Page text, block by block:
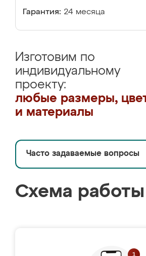
Гарантия: 24 месяца
Изготовим по
индивидуальному
проекту:
любые размеры,
и материалы
Часто задаваемые вопросы
Схема работы